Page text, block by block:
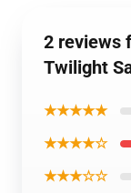
2 reviews
Twilight
★★★★★
★★★★☆
★★★☆☆